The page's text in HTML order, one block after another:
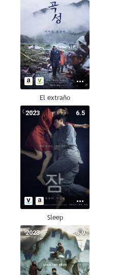
El extraño
6.5
2023
Sleep
6.9
2023